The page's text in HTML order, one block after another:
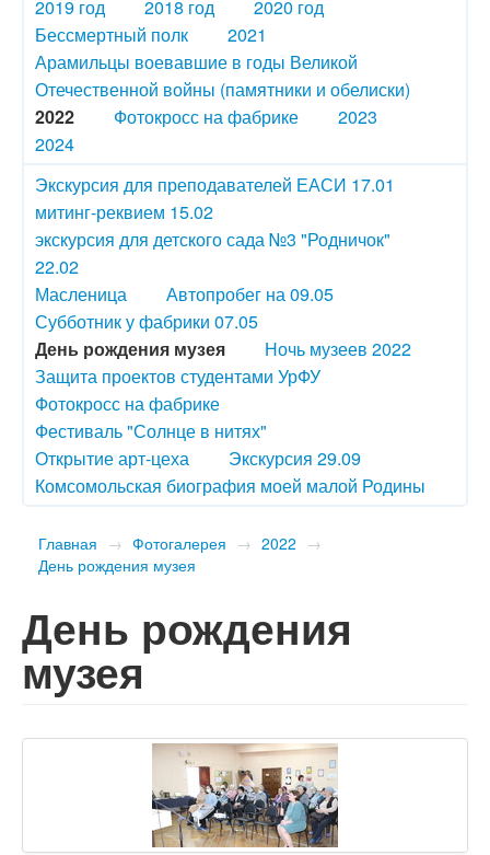
2019 год
2018 год
2020 год
Бессмертный полк
2021
Арамильцы воевавшие в годы Великой
Отечественной войны (памятники и обелиски)
2022
Фотокросс на фабрике
2023
2024
Экскурсия для преподавателей ЕАСИ 17.01
митинг-реквием 15.02
экскурсия для детского сада №3 "Родничок"
22.02
Масленица
Автопробег на 09.05
Субботник у фабрики 07.05
День рождения музея
Ночь музеев 2022
Защита проектов студентами УрФУ
Фотокросс на фабрике
Фестиваль "Солнце в нитях"
Открытие арт-цеха
Экскурсия 29.09
Комсомольская биография моей малой Родины
Главная → Фотогалерея → 2022 →
День рождения музея
День рождения
музея